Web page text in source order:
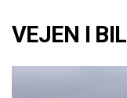
VEJEN I BIL